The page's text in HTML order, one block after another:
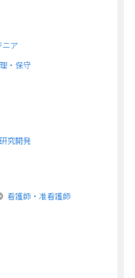
ア
・保守
研究開発
看護師・准看護師